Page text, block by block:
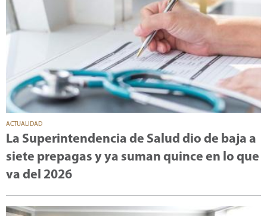
ACTUALIDAD
La Superintendencia de Salud dio de baja a
siete prepagas y ya suman quince en lo que
va del 2026